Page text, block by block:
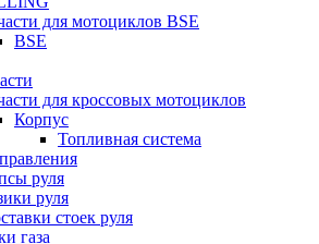
для мотоциклов BSE
BSE
для кроссовых мотоциклов
Корпус
Топливная система
руля
руля
стоек руля
газа